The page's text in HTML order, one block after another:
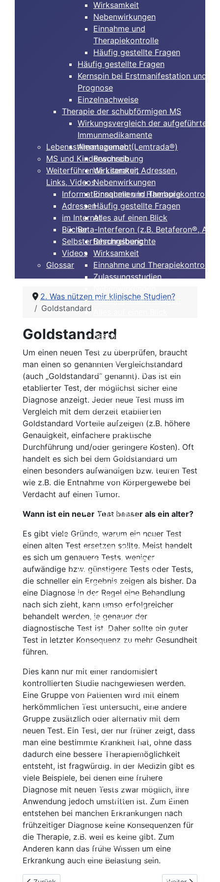
Wirksamkeit
Nebenwirkungen
Einnahme und
Therapiekontrolle
Häufig gestellte Fragen
Häufig gestellte Fragen
Kernspin bei Erstmanifestation und
Prognose
Einzelnachweise
Therapie der schubförmigen MS
Wirkungsvergleich der aufgeführten
Immunmedikamente
Alemtuzumab (Lemtrada®)
Beschreibung
Wirksamkeit
Nebenwirkungen
Einnahme und Therapiekontrolle
Häufig gestellte Fragen
Alles auf einen Blick
Beta-Interferon (z.B. Betaferon®,
Beschreibung
Wirksamkeit
Einnahme und Therapiekontrolle
Zulassungsstudien
Häufig gestellte Fragen
Beschreibung
Wirksamkeit
Nebenwirkungen
Einnahme und Therapiekontrolle
Häufig gestellte Fragen
Alles auf einen Blick
Dimethylfumarat, BG12 (Tecfidera®)
Beschreibung
Wirksamkeit
Nebenwirkungen
Einnahme und Therapiekontrolle
Häufig gestellte Fragen
Alles auf einen Blick
Teriflunomid (Aubagio®)
Wirksamkeit
Einnahme und Therapiekontrolle
Häufig gestellte Fragen
Alles auf einen Blick
Fingolimod (Gilenya®)
Beschreibung
Wirksamkeit
Nebenwirkungen
Einnahme und Therapiekontrolle
Häufig gestellte Fragen
Alles auf einen Blick
Beschreibung
Wirksamkeit
Nebenwirkungen
Einnahme und Therapiekontrolle
Häufig gestellte Fragen
Alles auf einen Blick
Cladribin (Mavenclad®)
Beschreibung
Wirksamkeit
Nebenwirkungen
Einnahme und Therapiekontrolle
Häufig gestellte Fragen
Alles auf einen Blick
Ocrelizumab (Ocrevus®)
Beschreibung
Wirksamkeit
Nebenwirkungen
Einnahme und Therapiekontrolle
Häufig gestellte Fragen
Therapie der sekundär
progredienten MS
Interferone bei SPMS
Mitoxantron
Azathioprin
Kombinationstherapien
Cyclophosphamid
Methotrexat MTX
Kortison
Immunglobuline
Cyclosporin
Keine Immuntherapie
Einzelnachweise
Therapie der primär progredienten
MS
Ocrelizumab
Beschreibung
Wirksamkeit
Nebenwirkungen
Einnahme und
Therapiekontrolle
Häufig gestellte Fragen
Alles auf einen Blick
Beta-Interferone
Copaxone®
Mitoxantron
Azathioprin
Cyclophosphamid
Lebensstilmanagement
MS und Kinderwunsch
Weiterführende Literatur, Adressen,
Links, Videos
Informationsquellen in Hamburg
Adressen
im Internet
Bücher
Selbsterfahrungsberichte
Videos
Glossar
2. Was nützen mir klinische Studien?
Goldstandard
Goldstandard
Um einen neuen Test zu überprüfen, braucht
man einen so genannten Vergleichstandard
(auch „Goldstandard“ genannt). Das ist ein
etablierter Test, der möglichst sicher eine
Diagnose anzeigt. Jeder neue Test muss im
Vergleich mit dem derzeit etablierten
Goldstandard Vorteile aufzeigen (z.B. höhere
Genauigkeit, einfachere praktische
Durchführung und/oder geringere Kosten). Oft
handelt es sich bei dem Goldstandard um
einen besonders aufwändigen bzw. teuren Test
wie z.B. die Entnahme von Körpergewebe bei
Verdacht auf einen Tumor.
Wann ist ein neuer Test besser als ein alter?
Es gibt viele Gründe, warum ein neuer Test
einen alten Test ersetzen sollte. Meist handelt
es sich um genauere Tests, weniger
aufwändige bzw. günstigere Tests oder Tests,
die schneller ein Ergebnis zeigen als bisher. Da
eine Diagnose in der Regel eine Behandlung
nach sich zieht, kann umso erfolgreicher
behandelt werden, je genauer der
diagnostische Test ist. Daher sollte ein guter
Test in letzter Konsequenz zu mehr Gesundheit
führen.
Dies kann nur mit einer randomisiert
kontrollierten Studie nachgewiesen werden.
Eine Gruppe von Patienten wird mit einem
herkömmlichen Test untersucht, eine andere
Gruppe zusätzlich oder alternativ mit dem
neuen Test. Ein Test, der nur früher zeigt, dass
man eine bestimmte Krankheit hat, ohne dass
dadurch eine bessere Therapiemöglichkeit
entsteht, ist fragwürdig. In der Medizin gibt es
viele Beispiele, bei denen eine frühere
Diagnose mit neuen Tests zwar möglich, ihre
Anwendung jedoch umstritten ist. Zum Einen
entstehen bei manchen Erkrankungen nach
frühzeitiger Diagnose keine Konsequenzen für
die Therapie, z.B. weil es keine gibt. Zum
Anderen kann das frühe Wissen um eine
Erkrankung auch eine Belastung sein.